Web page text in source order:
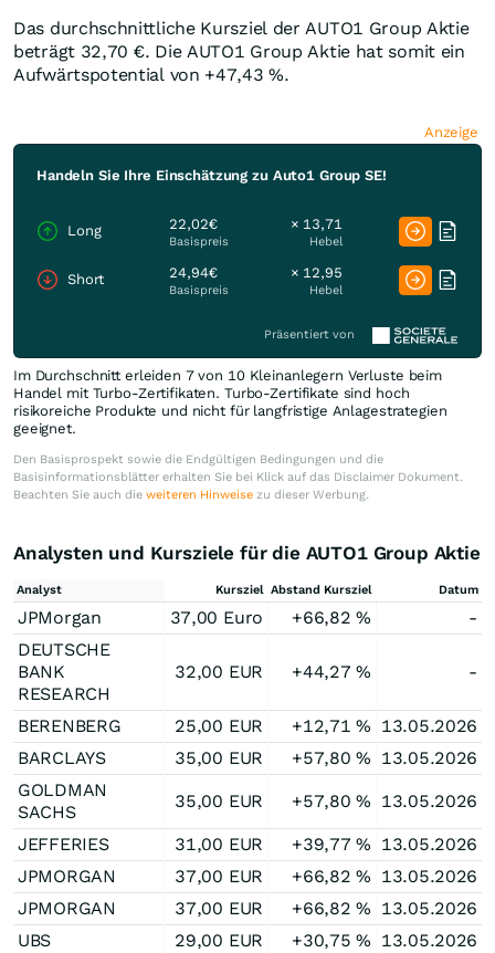
Das durchschnittliche Kursziel der AUTO1 Group Aktie
beträgt 32,70 €. Die AUTO1 Group Aktie hat somit ein
Aufwärtspotential von +47,43%.
Anzeige
Handeln Sie Ihre Einschätzung zu Auto1 Group SE!
Long 22,02€
Basispreis
× 13,71
Hebel
Short 24,94€
Basispreis
× 12,95
Hebel
Präsentiert von
Im Durchschnitt erleiden 7 von 10 Kleinanlegern Verluste beim
Handel mit Turbo-Zertifikaten. Turbo-Zertifikate sind hoch
risikoreiche Produkte und nicht für langfristige Anlagestrategien
geeignet.
Den Basisprospekt sowie die Endgültigen Bedingungen und die
Basisinformationsblätter erhalten Sie bei Klick auf das Disclaimer Dokument.
Beachten Sie auch die weiteren Hinweise zu dieser Werbung.
Analysten und Kursziele für die AUTO1 Group Aktie
Analyst Kursziel Abstand Kursziel Datum
JPMorgan 37,00 Euro +66,82%
-
DEUTSCHE
BANK
RESEARCH
32,00 EUR +44,27% -
BERENBERG 25,00 EUR +12,71% 13.05.2026
BARCLAYS
35,00 EUR +57,80% 13.05.2026
GOLDMAN
SACHS
35,00 EUR +57,80% 13.05.2026
JEFFERIES 31,00 EUR +39,77% 13.05.2026
JPMORGAN
37,00 EUR +66,82% 13.05.2026
JPMORGAN
37,00 EUR +66,82% 13.05.2026
UBS
29,00 EUR +30,75% 13.05.2026